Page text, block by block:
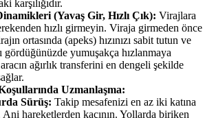
karşılığıdır.
(Yavaş Gir, Hızlı Çık): Virajlara
hızlı girmeyin. Viraja girmeden önce
ortasında (apeks) hızınızı sabit tutun ve
gördüğünüzde yumuşakça hızlanmaya
ağırlık transferini en dengeli şekilde
Uzmanlaşma:
Sürüş: Takip mesafenizi en az iki katına
Ani hareketlerden kaçının. Yollarda biriken